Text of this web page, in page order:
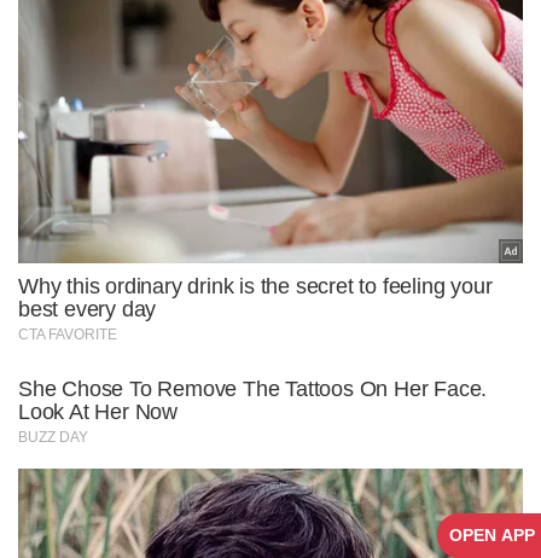
OPEN APP